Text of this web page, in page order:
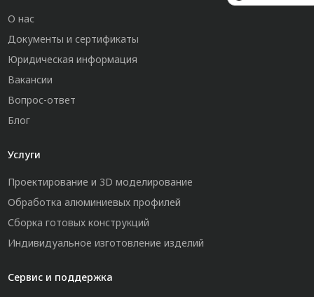
О нас
Документы и сертификаты
Юридическая информация
Вакансии
Вопрос-ответ
Блог
Услуги
Проектирование и 3D моделирование
Обработка алюминиевых профилей
Сборка готовых конструкций
Индивидуальное изготовление изделий
Сервис и поддержка